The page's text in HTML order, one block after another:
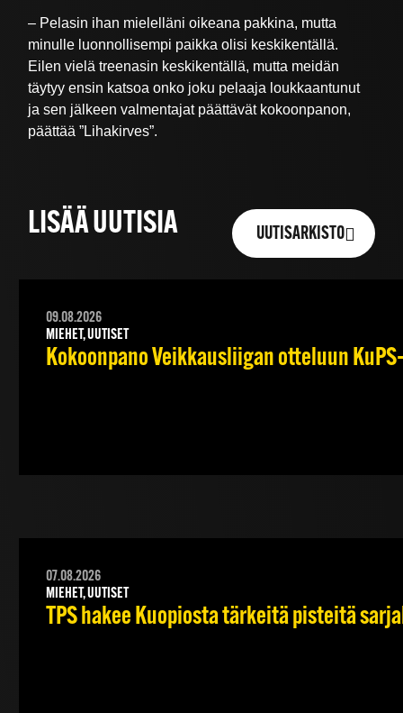
– Pelasin ihan mielelläni oikeana pakkina, mutta
minulle luonnollisempi paikka olisi keskikentällä.
Eilen vielä treenasin keskikentällä, mutta meidän
täytyy ensin katsoa onko joku pelaaja loukkaantunut
ja sen jälkeen valmentajat päättävät kokoonpanon,
päättää ”Lihakirves”.
LISÄÄ UUTISIA UUTISARKISTO
09.08.2026
MIEHET, UUTISET
Kokoonpano Veikkausliigan otteluun
07.08.2026
MIEHET, UUTISET
TPS hakee Kuopiosta tärkeitä pisteitä